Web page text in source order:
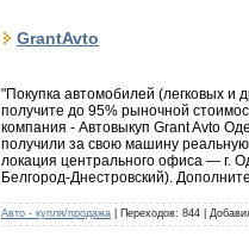
GrantAvto
"Покупка автомобилей (легковых и
получите до 95% рыночной
компания - Автовыкуп Grant Avto
получили за свою машину
локация центрального офиса — г.
Белгород-Днестровский).
Авто - купля/продажа | Переходов: 844 |